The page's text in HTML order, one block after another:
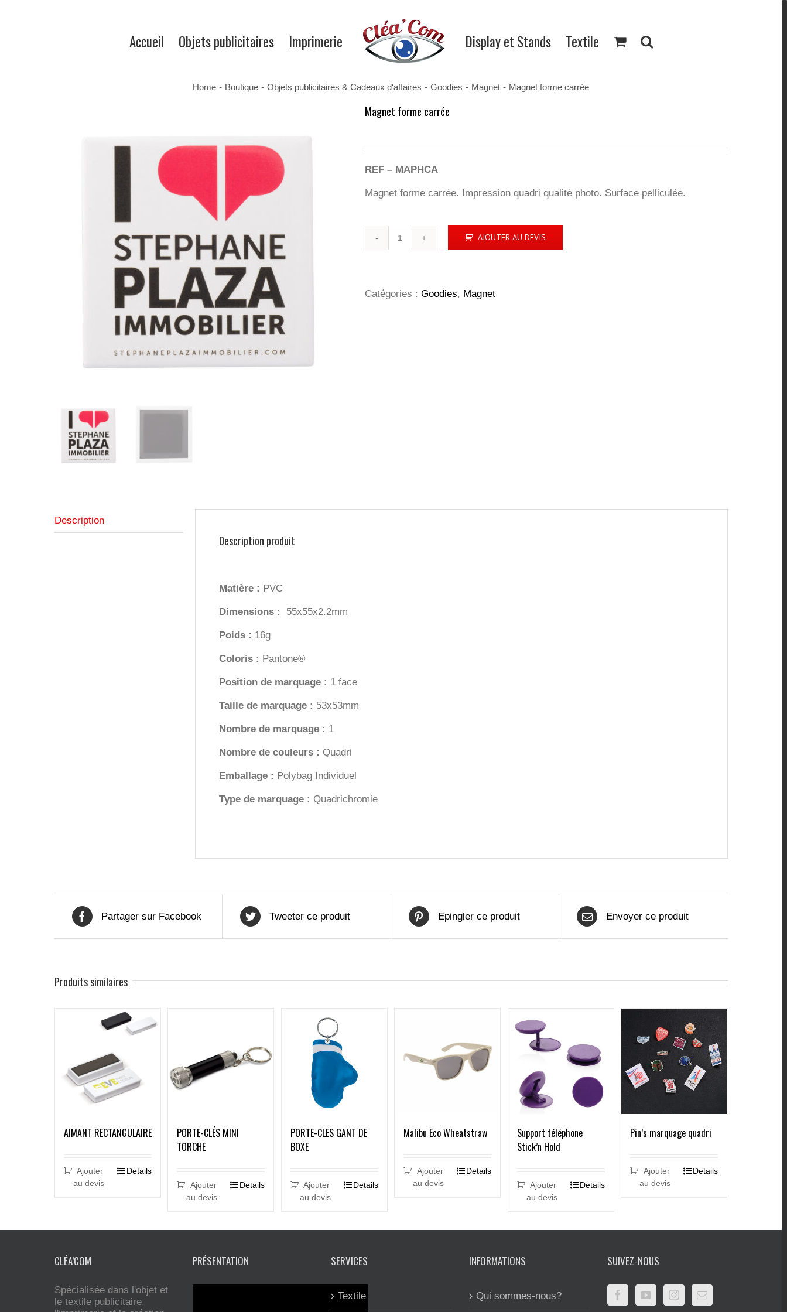
Accueil Objets publicitaires Imprimerie Display et Stands Textile
Home - Boutique - Objets publicitaires & Cadeaux d'affaires - Goodies - Magnet - Magnet forme carrée
Magnet forme carrée
REF – MAPHCA
Magnet forme carrée. Impression quadri qualité photo. Surface pelliculée.
de
AJOUTER AU DEVIS
Catégories : Goodies, Magnet
Description
Description produit
Matière : PVC
Dimensions : 55x55x2.2mm
Poids : 16g
Coloris : Pantone®
Position de marquage : 1 face
Taille de marquage : 53x53mm
Nombre de marquage : 1
Nombre de couleurs : Quadri
Emballage : Polybag Individuel
Type de marquage : Quadrichromie
Partager sur Facebook Tweeter ce produit Epingler ce produit Envoyer ce produit
Produits similaires
AIMANT RECTANGULAIRE
Ajouter
au devis
Details
PORTE-CLÉS MINI
TORCHE
Ajouter
au devis
Details
PORTE-CLES GANT DE
BOXE
Ajouter
au devis
Details
Malibu Eco Wheatstraw
Ajouter
au devis
Details
Support téléphone
Stick’n Hold
Ajouter
au devis
Details
Pin’s marquage quadri
Ajouter
au devis
Details
CLÉA’COM
Spécialisée dans l'objet et
le textile publicitaire,
PRÉSENTATION SERVICES
Textile
INFORMATIONS
Qui sommes-nous?
SUIVEZ-NOUS